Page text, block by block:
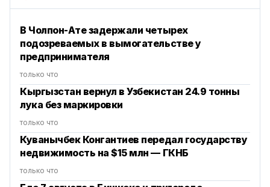
В Чолпон-Ате задержали четырех
подозреваемых в вымогательстве у
предпринимателя
только что
Кыргызстан вернул в Узбекистан 24.9 тонны
лука без маркировки
только что
Куванычбек Конгантиев передал государству
недвижимость на $15 млн — ГКНБ
только что